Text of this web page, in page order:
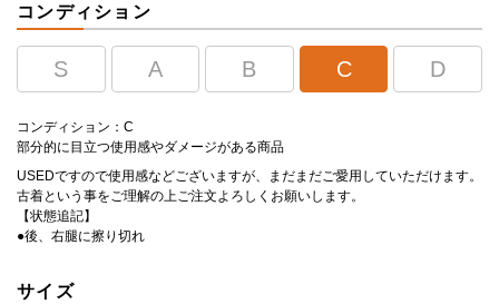
コンディション
S A B C D
コンディション：C
部分的に目立つ使用感やダメージがある商品
USEDですので使用感などございますが、まだまだご愛用していただけます。
古着という事をご理解の上ご注文よろしくお願いします。
【状態追記】
●後、右腿に擦り切れ
サイズ